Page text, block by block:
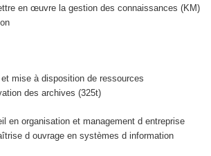
en œuvre la gestion des connaissances (KM)
mise à disposition de ressources
des archives (325t)
en organisation et management d entreprise
d ouvrage en systèmes d information